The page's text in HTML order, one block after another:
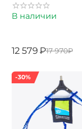
В наличии
‍12 579‍₽‍17 970‍₽
-30%